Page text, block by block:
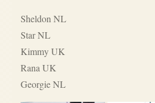
Sheldon NL
Star NL
Kimmy UK
Rana UK
Georgie NL